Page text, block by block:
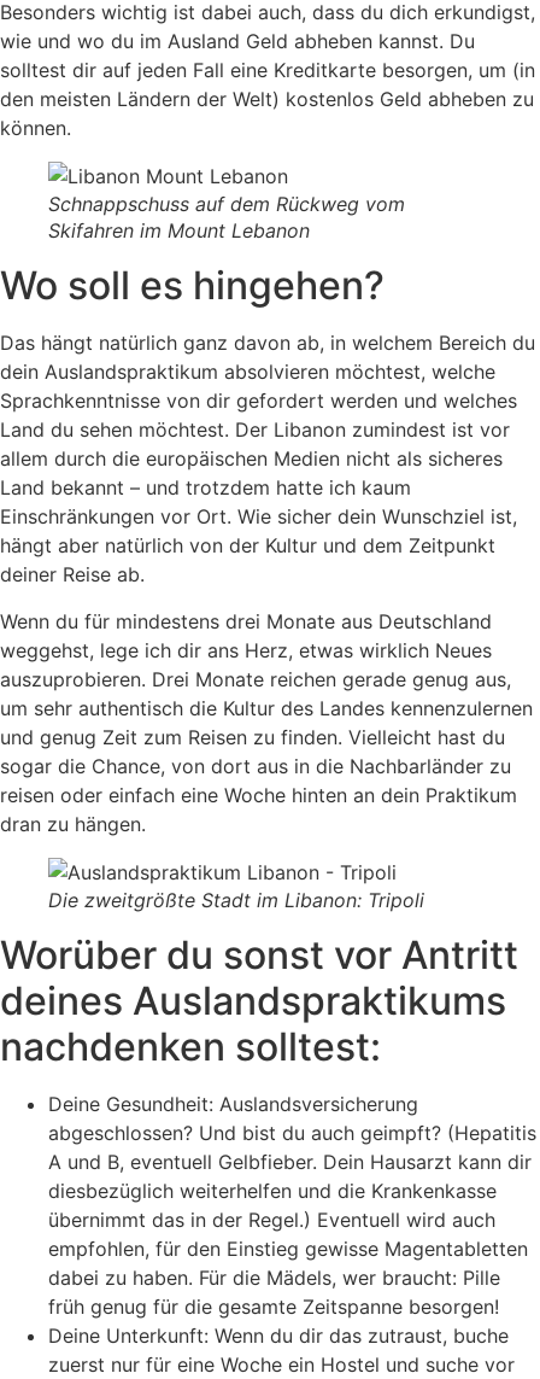
Besonders wichtig ist dabei auch, dass du dich erkundigst,
wie und wo du im Ausland Geld abheben kannst. Du
solltest dir auf jeden Fall eine Kreditkarte besorgen, um (in
den meisten Ländern der Welt) kostenlos Geld abheben zu
können.
Schnappschuss auf dem Rückweg vom
Skifahren im Mount Lebanon
Wo soll es hingehen?
Das hängt natürlich ganz davon ab, in welchem Bereich du
dein Auslandspraktikum absolvieren möchtest, welche
Sprachkenntnisse von dir gefordert werden und welches
Land du sehen möchtest. Der Libanon zumindest ist vor
allem durch die europäischen Medien nicht als sicheres
Land bekannt – und trotzdem hatte ich kaum
Einschränkungen vor Ort. Wie sicher dein Wunschziel ist,
hängt aber natürlich von der Kultur und dem Zeitpunkt
deiner Reise ab.
Wenn du für mindestens drei Monate aus Deutschland
weggehst, lege ich dir ans Herz, etwas wirklich Neues
auszuprobieren. Drei Monate reichen gerade genug aus,
um sehr authentisch die Kultur des Landes kennenzulernen
und genug Zeit zum Reisen zu finden. Vielleicht hast du
sogar die Chance, von dort aus in die Nachbarländer zu
reisen oder einfach eine Woche hinten an dein Praktikum
dran zu hängen.
Die zweitgrößte Stadt im Libanon: Tripoli
Worüber du sonst vor Antritt
deines Auslandspraktikums
nachdenken solltest:
Deine Gesundheit: Auslandsversicherung
abgeschlossen? Und bist du auch geimpft? (Hepatitis
A und B, eventuell Gelbfieber. Dein Hausarzt kann dir
diesbezüglich weiterhelfen und die Krankenkasse
übernimmt das in der Regel.) Eventuell wird auch
empfohlen, für den Einstieg gewisse Magentabletten
dabei zu haben. Für die Mädels, wer braucht: Pille
früh genug für die gesamte Zeitspanne besorgen!
Deine Unterkunft: Wenn du dir das zutraust, buche
zuerst nur für eine Woche ein Hostel und suche vor